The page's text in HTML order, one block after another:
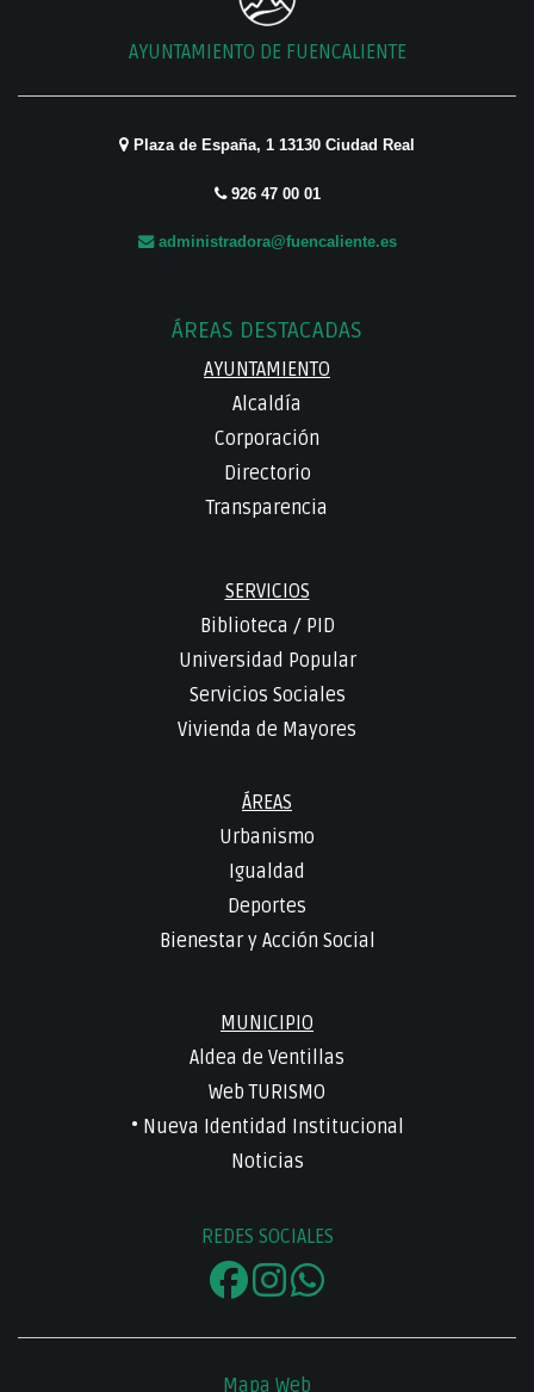
AYUNTAMIENTO DE FUENCALIENTE
Plaza de España, 1 13130 Ciudad Real
926 47 00 01
administradora@fuencaliente.es
ÁREAS DESTACADAS
AYUNTAMIENTO
Alcaldía
Corporación
Directorio
Transparencia
SERVICIOS
Biblioteca / PID
Universidad Popular
Servicios Sociales
Vivienda de Mayores
ÁREAS
Urbanismo
Igualdad
Deportes
Bienestar y Acción Social
MUNICIPIO
Aldea de Ventillas
Web TURISMO
• Nueva Identidad Institucional
Noticias
REDES SOCIALES
Mapa Web